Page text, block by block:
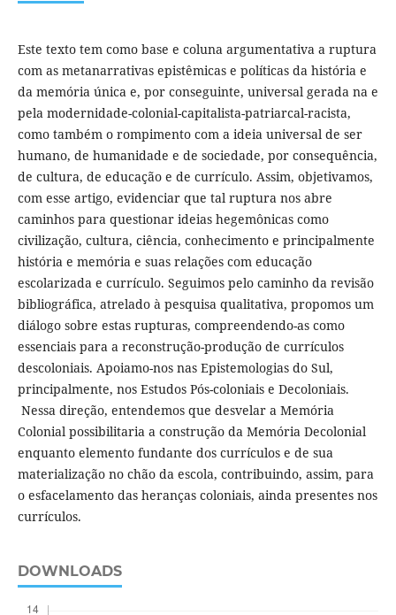
Este texto tem como base e coluna argumentativa a ruptura
com as metanarrativas epistêmicas e políticas da história e
da memória única e, por conseguinte, universal gerada na e
pela modernidade-colonial-capitalista-patriarcal-racista,
como também o rompimento com a ideia universal de ser
humano, de humanidade e de sociedade, por consequência,
de cultura, de educação e de currículo. Assim, objetivamos,
com esse artigo, evidenciar que tal ruptura nos abre
caminhos para questionar ideias hegemônicas como
civilização, cultura, ciência, conhecimento e principalmente
história e memória e suas relações com educação
escolarizada e currículo. Seguimos pelo caminho da revisão
bibliográfica, atrelado à pesquisa qualitativa, propomos um
diálogo sobre estas rupturas, compreendendo-as como
essenciais para a reconstrução-produção de currículos
descoloniais. Apoiamo-nos nas Epistemologias do Sul,
principalmente, nos Estudos Pós-coloniais e Decoloniais.
Nessa direção, entendemos que desvelar a Memória
Colonial possibilitaria a construção da Memória Decolonial
enquanto elemento fundante dos currículos e de sua
materialização no chão da escola, contribuindo, assim, para
o esfacelamento das heranças coloniais, ainda presentes nos
currículos.
DOWNLOADS